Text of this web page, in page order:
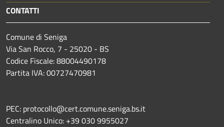
CONTATTI
Comune di Seniga
Via San Rocco, 7 - 25020 - BS
Codice Fiscale: 88004490178
Partita IVA: 00727470981
PEC: protocollo@cert.comune.seniga.bs.it
Centralino Unico: +39 030 9955027